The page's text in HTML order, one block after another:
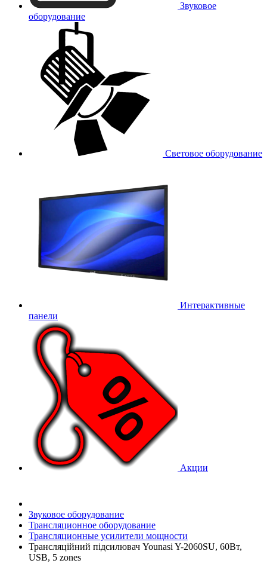
Звуковое
оборудование
Световое оборудование
Интерактивные
панели
Акции
Звуковое оборудование
Трансляционное оборудование
Трансляционные усилители мощности
Трансляційний підсилювач Younasi Y-2060SU, 60Вт,
USB, 5 zones